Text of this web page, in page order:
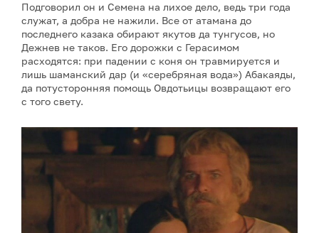
Подговорил он и Семена на лихое дело, ведь три года
служат, а добра не нажили. Все от атамана до
последнего казака обирают якутов да тунгусов, но
Дежнев не таков. Его дорожки с Герасимом
расходятся: при падении с коня он травмируется и
лишь шаманский дар (и «серебряная вода») Абакаяды,
да потусторонняя помощь Овдотьицы возвращают его
с того свету.